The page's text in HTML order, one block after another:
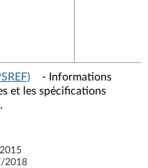
- Informations
et les spécifications
2018